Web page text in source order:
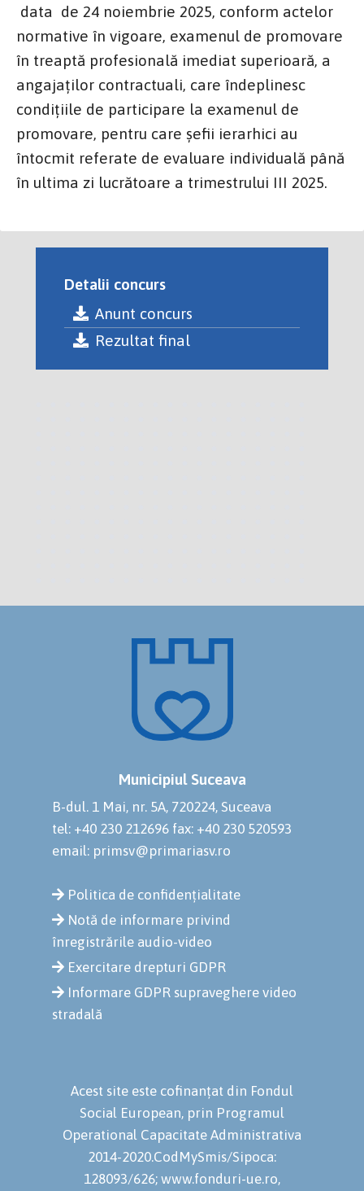
data de 24 noiembrie 2025, conform actelor
normative în vigoare, examenul de promovare
în treaptă profesională imediat superioară, a
angajaților contractuali, care îndeplinesc
condițiile de participare la examenul de
promovare, pentru care șefii ierarhici au
întocmit referate de evaluare individuală până
în ultima zi lucrătoare a trimestrului III 2025.
Detalii concurs
Anunt concurs
Rezultat final
Municipiul Suceava
B-dul. 1 Mai, nr. 5A, 720224, Suceava
tel: +40 230 212696 fax: +40 230 520593
email: primsv@primariasv.ro
Politica de confidențialitate
Notă de informare privind
înregistrările audio-video
Exercitare drepturi GDPR
Informare GDPR supraveghere video
stradală
Acest site este cofinanțat din Fondul
Social European, prin Programul
Operational Capacitate Administrativa
2014-2020.CodMySmis/Sipoca:
128093/626; www.fonduri-ue.ro,